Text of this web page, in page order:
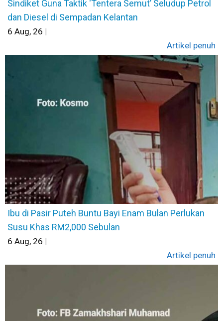
Sindiket Guna Taktik ‘Tentera Semut’ Seludup Petrol
dan Diesel di Sempadan Kelantan
6 Aug, 26 |
Artikel penuh
Ibu di Pasir Puteh Buntu Bayi Enam Bulan Perlukan
Susu Khas RM2,000 Sebulan
6 Aug, 26 |
Artikel penuh